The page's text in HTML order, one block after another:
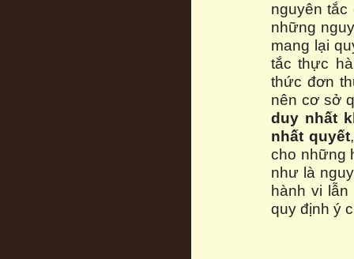
nguyên
những
mang lại
tắc thực
thức đơn
nên cơ sở
duy nhất
nhất quyết
cho những
như là
hành vi
quy định ý